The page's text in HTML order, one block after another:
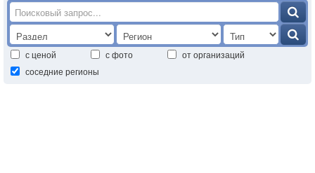
с ценой с фото
от организаций
соседние регионы